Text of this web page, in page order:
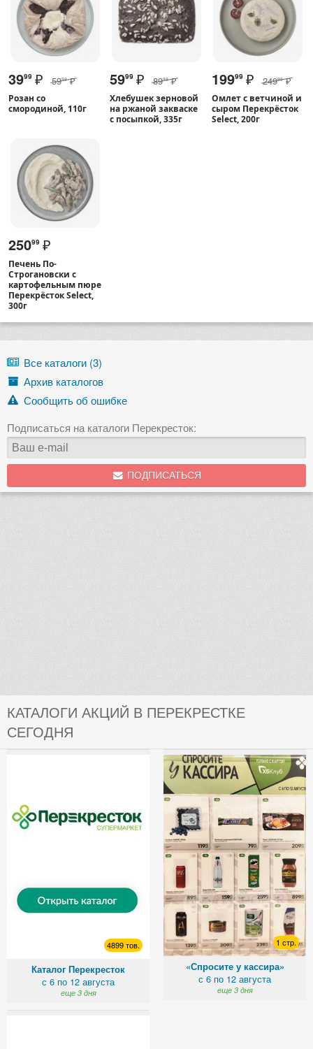
3999 ₽ 5999 ₽
Розан со
смородиной, 110г
5999 ₽ 8999 ₽
Хлебушек зерновой
на ржаной закваске
с посыпкой, 335г
19999 ₽ 24999 ₽
Омлет с ветчиной и
сыром Перекрёсток
Select, 200г
25099 ₽
Печень По-
Строгановски с
картофельным пюре
Перекрёсток Select,
300г
Все каталоги (3)
Архив каталогов
Сообщить об ошибке
Подписаться на каталоги Перекресток:
ПОДПИСАТЬСЯ
КАТАЛОГИ АКЦИЙ В ПЕРЕКРЕСТКЕ
СЕГОДНЯ
4899 тов.
Каталог Перекресток
с 6 по 12 августа
еще 3 дня
1 стр.
«Спросите у кассира»
с 6 по 12 августа
еще 3 дня